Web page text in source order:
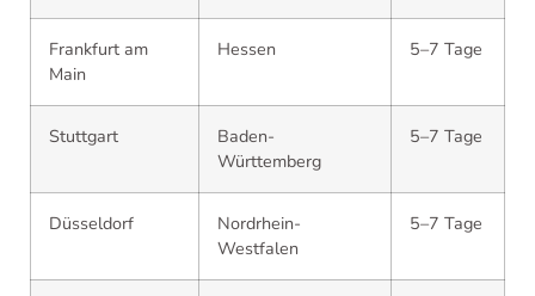
Frankfurt am
Main
Hessen 5–7 Tage
Stuttgart
Baden-
Württemberg
5–7 Tage
Düsseldorf
Nordrhein-
Westfalen
5–7 Tage